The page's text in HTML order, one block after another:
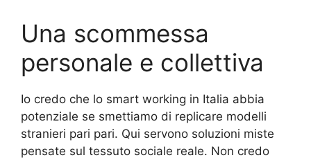
Una scommessa
personale e collettiva
Io credo che lo smart working in Italia abbia
potenziale se smettiamo di replicare modelli
stranieri pari pari. Qui servono soluzioni miste
pensate sul tessuto sociale reale. Non credo